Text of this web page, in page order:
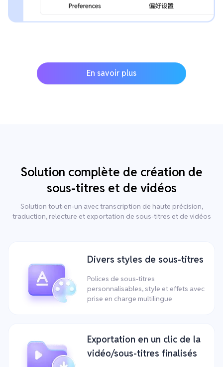
En savoir plus
Solution complète de création de
sous-titres et de vidéos
Solution tout-en-un avec transcription de haute précision,
traduction, relecture et exportation de sous-titres et de vidéos
Divers styles de sous-titres
Polices de sous-titres
personnalisables, style et effets avec
prise en charge multilingue
Exportation en un clic de la
vidéo/sous-titres finalisés